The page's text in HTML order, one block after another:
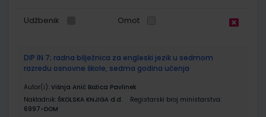
Udžbenik Omot
DIP IN 7; radna bilježnica za engleski jezik u sedmom
razredu osnovne škole, sedma godina učenja
Autor(i): Višnja Anić Božica Pavlinek
Nakladnik: ŠKOLSKA KNJIGA d.d.
Registarski broj ministarstva:
6997-DOM